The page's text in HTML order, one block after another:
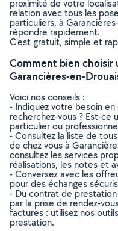
proximité de votre
relation avec tous les
particuliers, à
répondre rapidement.
C’est gratuit, simple et
Comment bien choisir
Garancières-en-
Voici nos conseils :
- Indiquez votre besoin
recherchez-vous ? Est-
particulier ou
- Consultez la liste de
de chez vous à
consultez les services
réalisations, les notes et
- Conversez avec les
pour des échanges
- Du contrat de
par la prise de rendez-
factures : utilisez nos
prestation.